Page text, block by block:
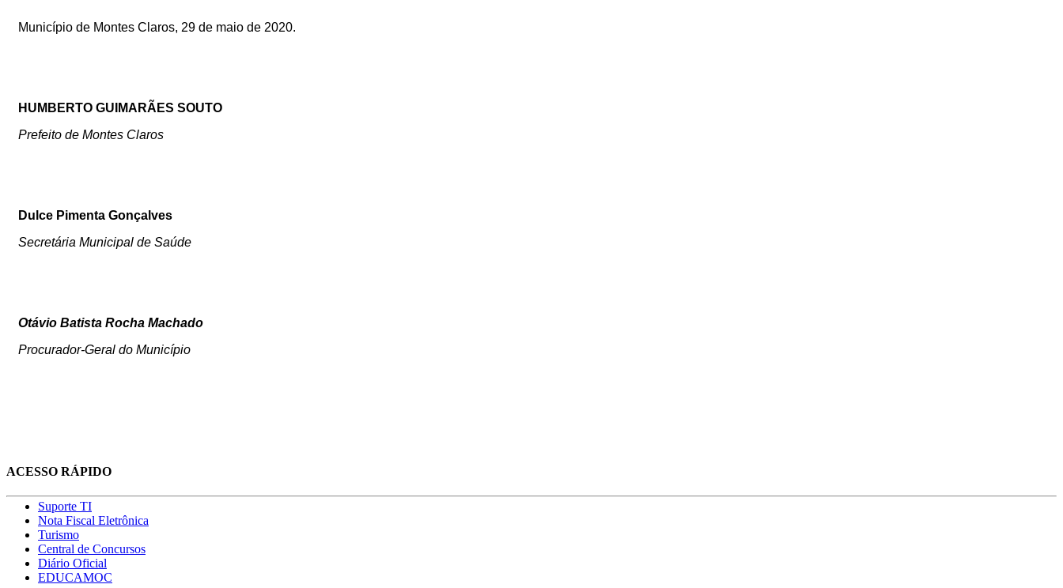
Município de Montes Claros, 29 de maio de 2020.
HUMBERTO GUIMARÃES SOUTO
Prefeito de Montes Claros
Dulce Pimenta Gonçalves
Secretária Municipal de Saúde
Otávio Batista Rocha Machado
Procurador-Geral do Município
ACESSO RÁPIDO
Suporte TI
Nota Fiscal Eletrônica
Turismo
Central de Concursos
Diário Oficial
EDUCAMOC